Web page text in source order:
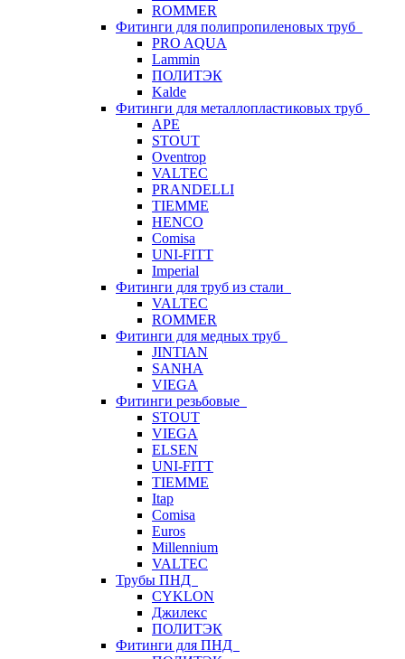
ROMMER
Фитинги для полипропиленовых труб
PRO AQUA
Lammin
ПОЛИТЭК
Kalde
Фитинги для металлопластиковых труб
APE
STOUT
Oventrop
VALTEC
PRANDELLI
TIEMME
HENCO
Comisa
UNI-FITT
Imperial
Фитинги для труб из стали
VALTEC
ROMMER
Фитинги для медных труб
JINTIAN
SANHA
VIEGA
Фитинги резьбовые
STOUT
VIEGA
ELSEN
UNI-FITT
TIEMME
Itap
Comisa
Euros
Millennium
VALTEC
Трубы ПНД
CYKLON
Джилекс
ПОЛИТЭК
Фитинги для ПНД